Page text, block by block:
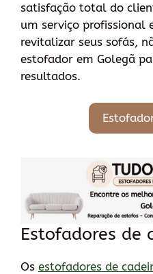
satisfação total do
um serviço profissional
revitalizar seus sofás,
estofador em Golegã
resultados.
Estofadores de
Os estofadores de